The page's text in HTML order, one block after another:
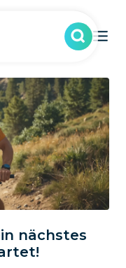
nächstes